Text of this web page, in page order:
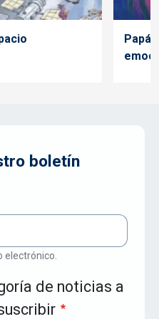
Papá
boletín
electrónico.
de noticias a